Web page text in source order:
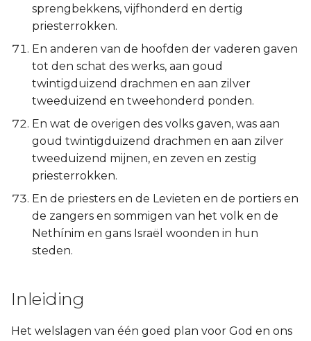
sprengbekkens, vijfhonderd en dertig
priesterrokken.
En anderen van de hoofden der vaderen gaven
tot den schat des werks, aan goud
twintigduizend drachmen en aan zilver
tweeduizend en tweehonderd ponden.
En wat de overigen des volks gaven, was aan
goud twintigduizend drachmen en aan zilver
tweeduizend mijnen, en zeven en zestig
priesterrokken.
En de priesters en de Levieten en de portiers en
de zangers en sommigen van het volk en de
Nethínim en gans Israël woonden in hun
steden.
Inleiding
Het welslagen van één goed plan voor God en ons